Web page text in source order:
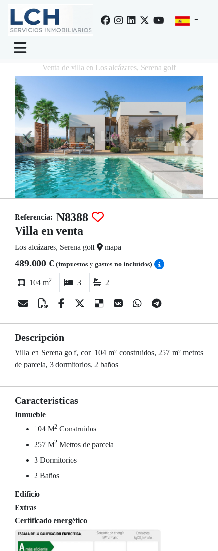
Venta de villa en Los alcázares, Serena golf
Referencia: N8388
Villa en venta
Los alcázares, Serena golf mapa
489.000 € (impuestos y gastos no incluídos)
104 m2 3 2
Descripción
Villa en Serena golf, con 104 m² construidos, 257 m² metros
de parcela, 3 dormitorios, 2 baños
Características
Inmueble
104 M2 Construidos
257 M2 Metros de parcela
3 Dormitorios
2 Baños
Edificio
Extras
Certificado energético